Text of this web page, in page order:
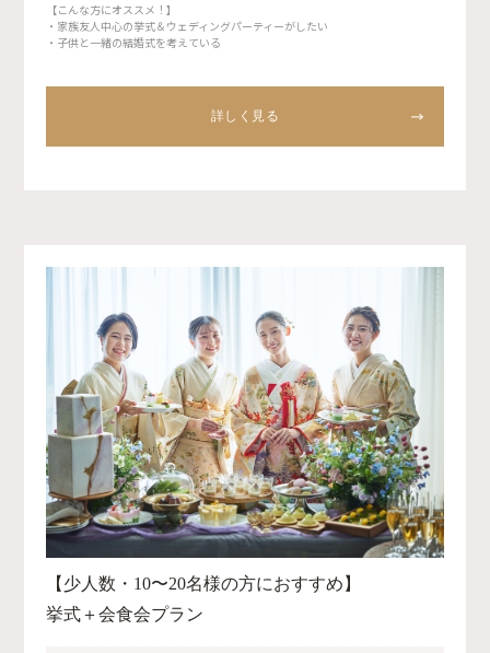
【こんな方にオススメ！】
・家族友人中心の挙式＆ウェディングパーティーがしたい
・子供と一緒の結婚式を考えている
詳しく見る
【少人数・10〜20名様の方におすすめ】
挙式＋会食会プラン